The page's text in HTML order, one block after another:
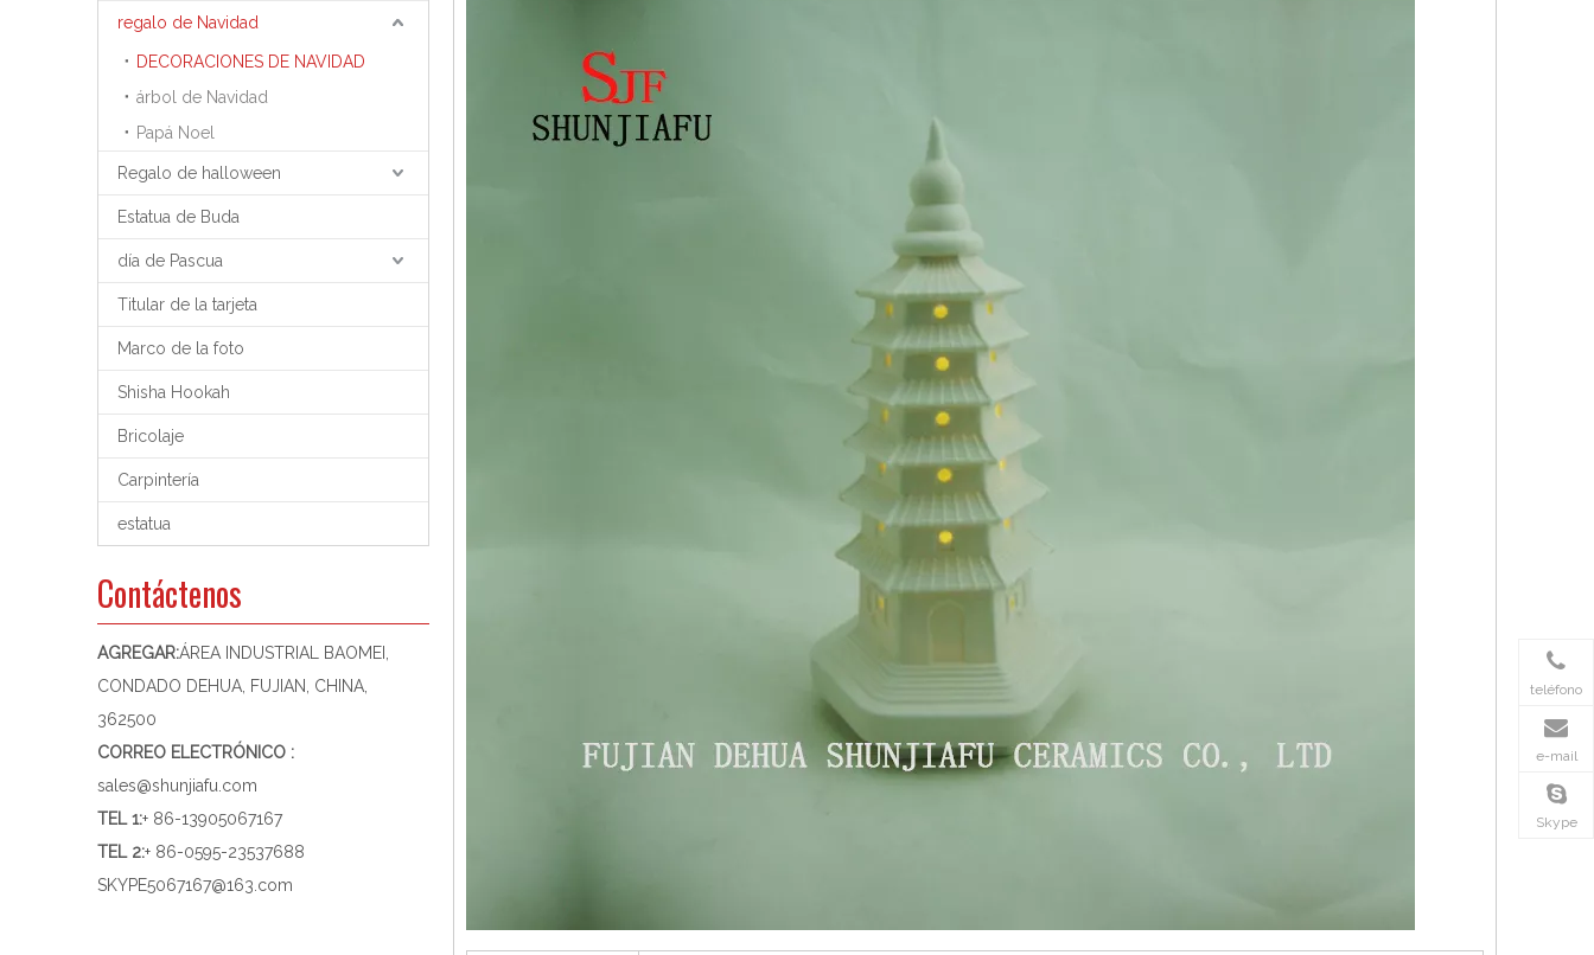
regalo de Navidad
DECORACIONES DE NAVIDAD
árbol de Navidad
Papá Noel
Regalo de halloween
Estatua de Buda
día de Pascua
Titular de la tarjeta
Marco de la foto
Shisha Hookah
Bricolaje
Carpintería
estatua
Contáctenos
AGREGAR:ÁREA INDUSTRIAL BAOMEI,
CONDADO DEHUA, FUJIAN, CHINA,
362500
CORREO ELECTRÓNICO :
sales@shunjiafu.com
TEL 1:+ 86-13905067167
TEL 2:+ 86-0595-23537688
SKYPE5067167@163.com
teléfono
e-mail
Skype